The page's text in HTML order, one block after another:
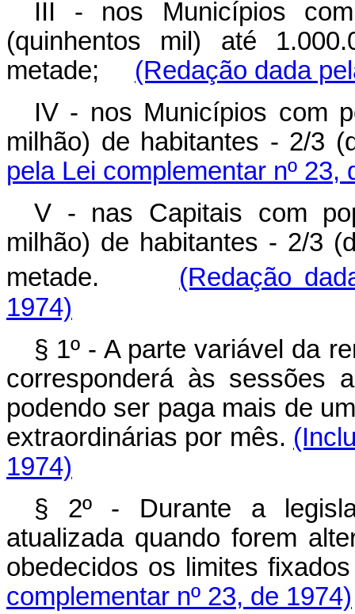
III - nos Municípios
(quinhentos mil) até
metade; (Redação dada
IV - nos Municípios com
milhão) de habitantes -
pela Lei complementar nº 23,
V - nas Capitais com
milhão) de habitantes - 2/3
metade.
(Redação
1974)
§ 1º - A parte variável da
corresponderá às sessões
podendo ser paga mais de
extraordinárias por mês.
1974)
§ 2º - Durante a
atualizada quando forem
obedecidos os limites
complementar nº 23, de 1974)